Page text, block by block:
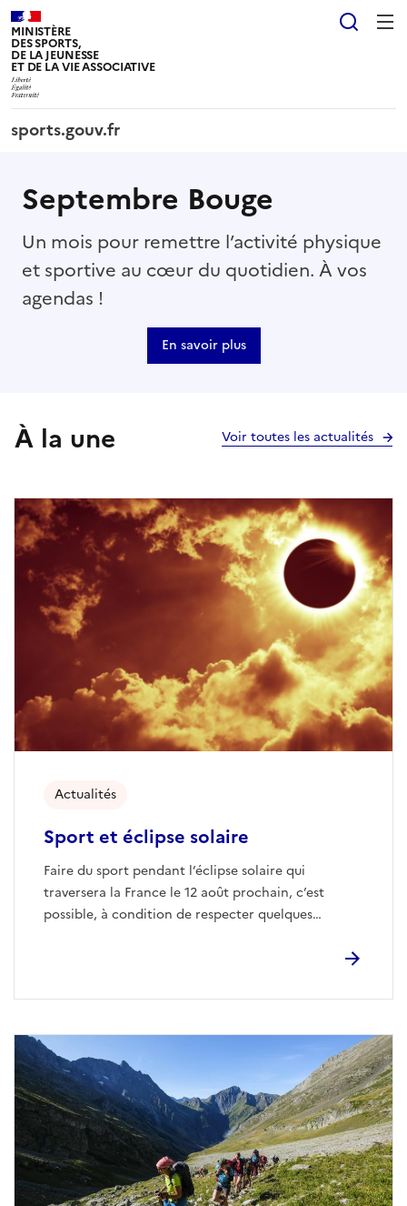
MINISTÈRE
DES SPORTS,
DE LA JEUNESSE
ET DE LA VIE ASSOCIATIVE
sports.gouv.fr
Septembre Bouge
Un mois pour remettre l’activité physique
et sportive au cœur du quotidien. À vos
agendas !
En savoir plus
À la une Voir toutes les actualités
Sport et éclipse solaire
Faire du sport pendant l’éclipse solaire qui
traversera la France le 12 août prochain, c’est
possible, à condition de respecter quelques
Actualités
Panneau de gestion des cookies tarteaucitron